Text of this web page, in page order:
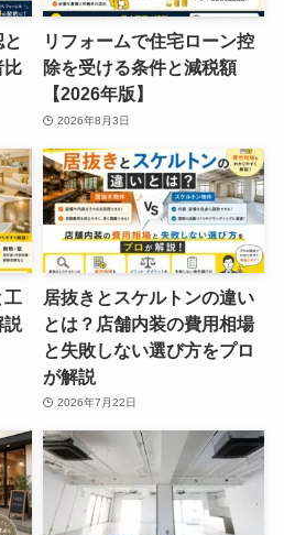
比
リフォームで住宅ローン控
除を受ける条件と減税額
【2026年版】
2026年8月3日
工
説
居抜きとスケルトンの違い
とは？店舗内装の費用相場
と失敗しない選び方をプロ
が解説
2026年7月22日